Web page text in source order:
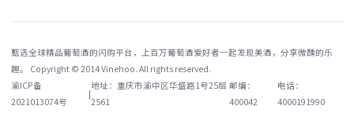
甄选全球精品葡萄酒的闪购平台，上百万葡萄酒爱好者一起发现美酒，分享微醺的乐
趣。 Copyright © 2014 Vinehoo. All rights reserved.
渝ICP备
2021013074号
|
地址：重庆市渝中区华盛路1号25层
2561
邮编：
400042
电话：
4000191990